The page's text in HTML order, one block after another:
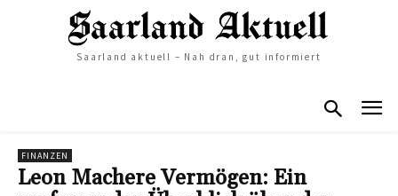
Saarland aktuell – Nah dran, gut informiert
FINANZEN
Leon Machere Vermögen: Ein